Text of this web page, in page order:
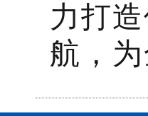
力打
航，